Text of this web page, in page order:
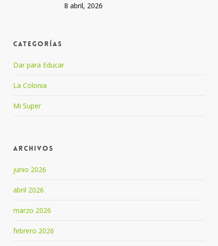
8 abril, 2026
Categorías
Dar para Educar
La Colonia
Mi Super
Archivos
junio 2026
abril 2026
marzo 2026
febrero 2026